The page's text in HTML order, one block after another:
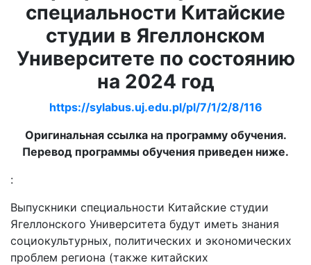
специальности Китайские
студии в Ягеллонском
Университете по состоянию
на 2024 год
https://sylabus.uj.edu.pl/pl/7/1/2/8/116
Оригинальная ссылка на программу обучения.
Перевод программы обучения приведен ниже.
:
Выпускники специальности Китайские студии
Ягеллонского Университета будут иметь знания
социокультурных, политических и экономических
проблем региона (также китайских